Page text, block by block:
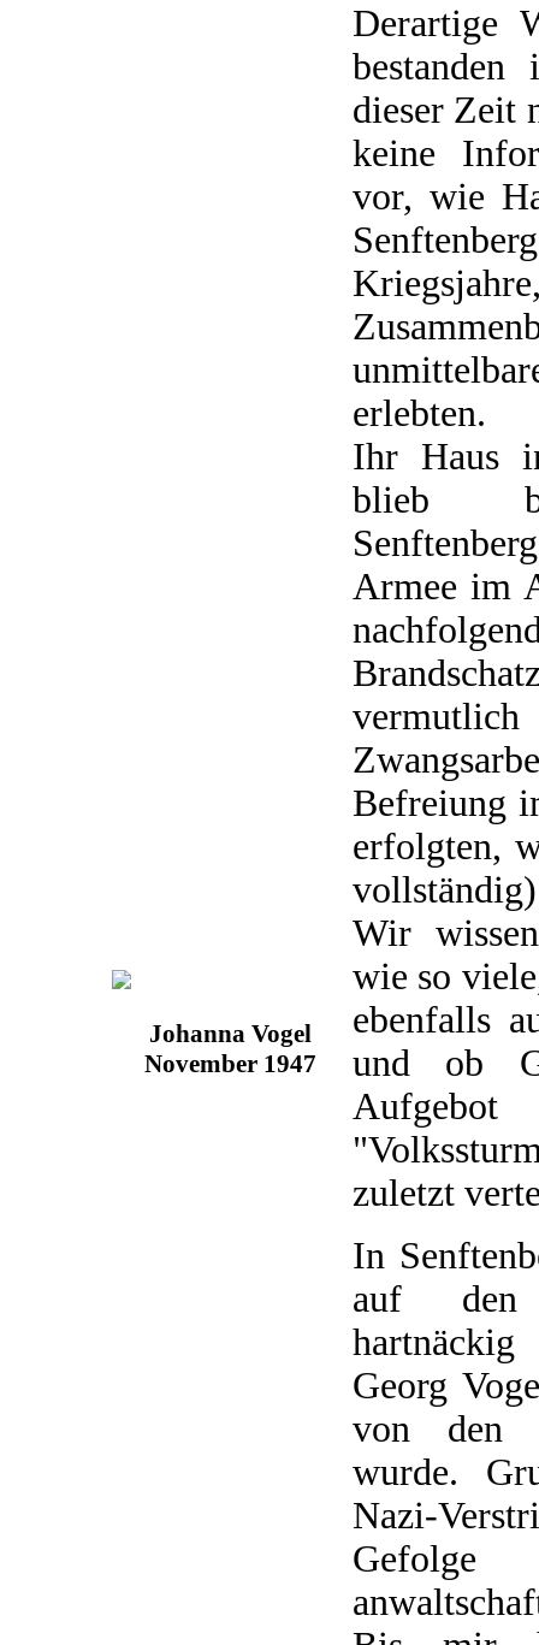
Johanna Vogel
November 1947
Derartige
bestanden
dieser Zeit
keine
vor, wie
erlebten.
Ihr Haus
blieb
Armee im
Befreiung
erfolgten,
Wir
wie so
ebenfalls
und ob
zuletzt
In
auf den
Georg
von den
wurde.
Nazi-